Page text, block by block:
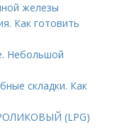
железы
Как готовить
Небольшой
складки. Как
(LPG)